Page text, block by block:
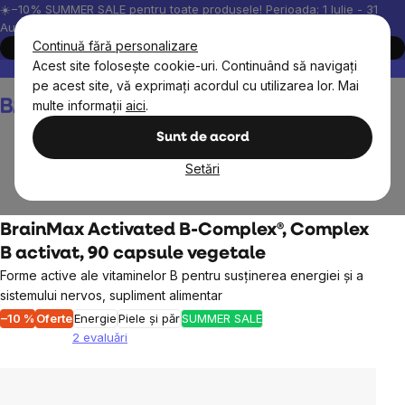
Continuă fără personalizare
Acest site folosește cookie-uri. Continuând să navigați
pe acest site, vă exprimați acordul cu utilizarea lor. Mai
multe informații aici.
Sunt de acord
Setări
Treci
la
conținut
☀️−10% SUMMER SALE pentru toate produsele! Perioada: 1 Iulie - 31
August, 2026.
Cumpără acum
Peste 200.000 de recenzii verificate
Produsele noastre sunt
Coş
de
BrainMax Activated B-Complex®, Complex
B activat, 90 capsule vegetale
Forme active ale vitaminelor B pentru susținerea energiei și a
sistemului nervos, supliment alimentar
–10 % OferteEnergiePiele și părSUMMER SALE
2 evaluări